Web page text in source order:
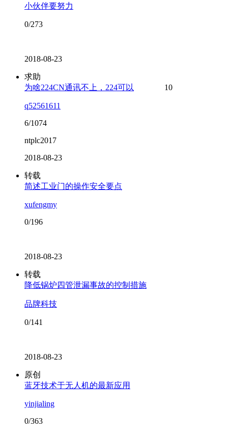
小伙伴要努力
0/273
2018-08-23
求助
为啥224CN通讯不上，224可以
10
q52561611
6/1074
ntplc2017
2018-08-23
转载
简述工业门的操作安全要点
xufengmy
0/196
2018-08-23
转载
降低锅炉四管泄漏事故的控制措施
品牌科技
0/141
2018-08-23
原创
蓝牙技术于无人机的最新应用
yinjialing
0/363